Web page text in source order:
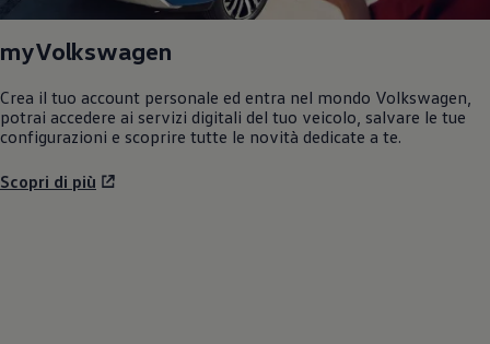
myVolkswagen
Crea il tuo account personale ed entra nel mondo Volkswagen
potrai accedere ai servizi digitali del tuo veicolo, salvare le tue
configurazioni e scoprire tutte le novità dedicate a te.
Scopri di più